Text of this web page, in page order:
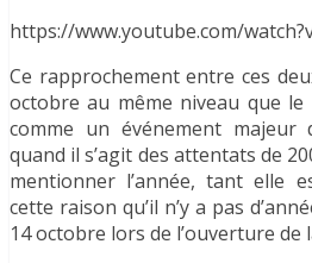
https://www.youtube.com/
Ce rapprochement entre ces
octobre au même niveau que
comme un événement majeur
quand il s’agit des attentats de
mentionner l’année, tant elle
cette raison qu’il n’y a pas
14 octobre lors de l’ouverture de